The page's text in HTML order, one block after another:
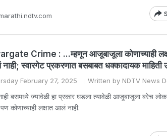
Crime : ...म्हणून आजूबाजूला कोणाच्याही
स्वारगेट प्रकरणात बसबाबत धक्कादायक माहिती
February 27, 2025 Written by NDTV News
बसमध्ये ज्यावेळी हा प्रकार घडला त्यावेळी आजूबाजूला बरेच
कोणाच्याही लक्षात आलं नाही.